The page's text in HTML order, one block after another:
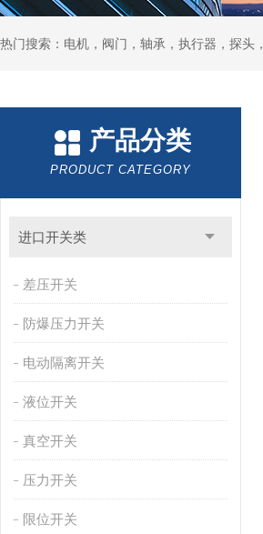
热门搜索：电机，阀门，轴承，执行器，探头
产品分类
PRODUCT CATEGORY
进口开关类
差压开关
防爆压力开关
电动隔离开关
液位开关
真空开关
压力开关
限位开关